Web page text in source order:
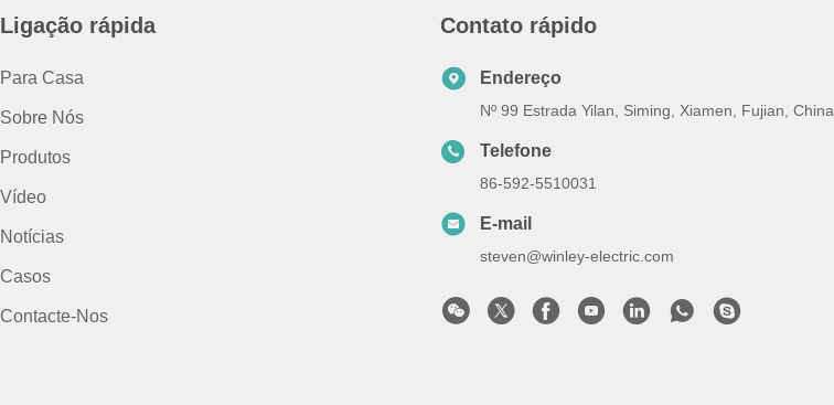
Ligação rápida
Para Casa
Sobre Nós
Produtos
Vídeo
Notícias
Casos
Contacte-Nos
Contato rápido
Endereço
Nº 99 Estrada Yilan, Siming, Xiamen, Fujian, China
Telefone
86-592-5510031
E-mail
steven@winley-electric.com